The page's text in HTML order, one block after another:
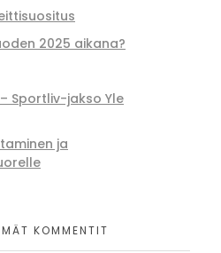
2025 aikana?
Sportliv-jakso Yle
ja
KOMMENTIT